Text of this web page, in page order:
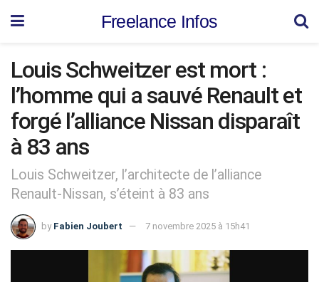
Freelance Infos
Louis Schweitzer est mort :
l’homme qui a sauvé Renault et
forgé l’alliance Nissan disparaît
à 83 ans
Louis Schweitzer, l’architecte de l’alliance
Renault-Nissan, s’éteint à 83 ans
by Fabien Joubert 7 novembre 2025 à 15h41